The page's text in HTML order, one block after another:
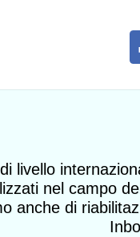
livello
nel campo
anche di